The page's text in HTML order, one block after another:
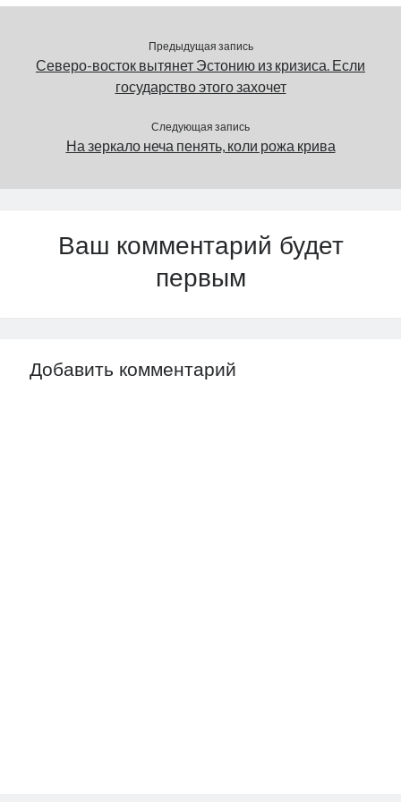
М. Стальнухин.
горсобрания рассказал,
что гостям пришлось
объяснять, что такое…
Предыдущая запись
Северо-восток вытянет Эстонию из кризиса. Если
государство этого захочет
Следующая запись
На зеркало неча пенять, коли рожа крива
Ваш комментарий будет
первым
Добавить комментарий